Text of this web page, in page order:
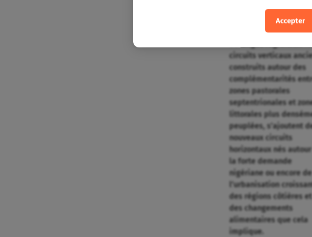
Accepter
bétail constitue un
facteur important
d’intégration des
circuits verticaux
construits autour des
complémentarités
zones pastorales
septentrionales et
littorales plus
peuplées, s’ajoutent
nouveaux circuits
horizontaux nés
la forte demande
nigériane ou encore de
l’urbanisation
des régions côtières et
des changements
alimentaires que cela
implique.